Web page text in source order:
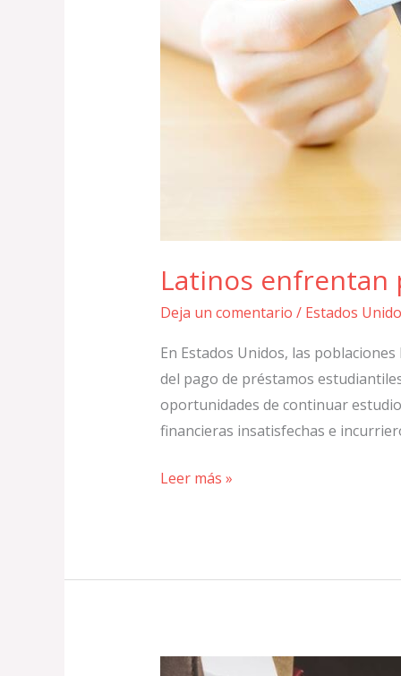
Latinos enfrentan
Deja un comentario / Estados
En Estados Unidos, las
del pago de préstamos
oportunidades de continuar
financieras insatisfechas e
Leer más »
Reclamo